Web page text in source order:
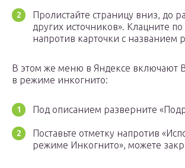
Пролистайте страницу вниз, до
других источников». Клацните
напротив карточки с названием
В этом же меню в Яндексе включают
в режиме инкогнито:
Под описанием разверните
Поставьте отметку напротив
режиме Инкогнито», можете